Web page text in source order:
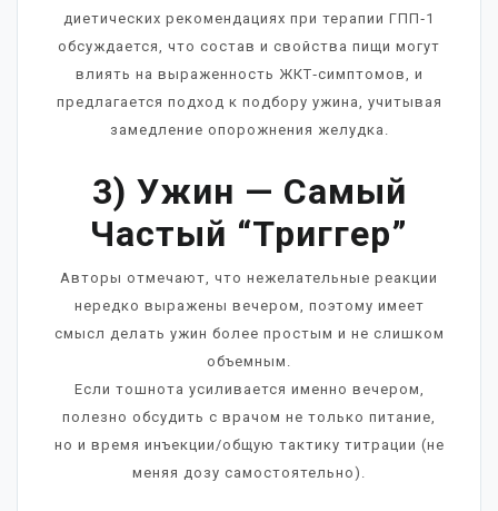
диетических рекомендациях при терапии ГПП‑1
обсуждается, что состав и свойства пищи могут
влиять на выраженность ЖКТ‑симптомов, и
предлагается подход к подбору ужина, учитывая
замедление опорожнения желудка.
3) Ужин — Самый
Частый “триггер”
Авторы отмечают, что нежелательные реакции
нередко выражены вечером, поэтому имеет
смысл делать ужин более простым и не слишком
объемным.
Если тошнота усиливается именно вечером,
полезно обсудить с врачом не только питание,
но и время инъекции/общую тактику титрации (не
меняя дозу самостоятельно).